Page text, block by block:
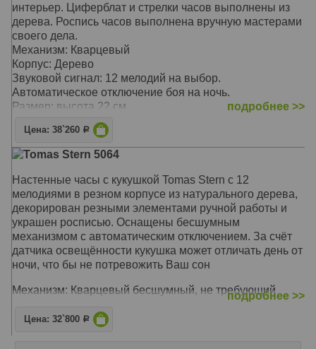
интерьер. Циферблат и стрелки часов выполнены из
дерева. Роспись часов выполнена вручную мастерами
своего дела.
Механизм: Кварцевый
Корпус: Дерево
Звуковой сигнал: 12 мелодий на выбор.
Автоматическое отключение боя на ночь.
Размер: высота 22 см
подробнее >>
Цена: 38`260 Р
Tomas Stern 5064
Настенные часы с кукушкой Tomas Stern с 12
мелодиями в резном корпусе из натурального дерева,
декорирован резными элементами ручной работы и
украшен росписью. Оснащены бесшумным
механизмом с автоматическим отключением. За счёт
датчика освещённости кукушка может отличать день от
ночи, что бы не потревожить Ваш сон
Механизм: Кварцевый бесшумный, не требующий
Корпус: Натуральное дерево
подробнее >>
Цена: 32`800 Р